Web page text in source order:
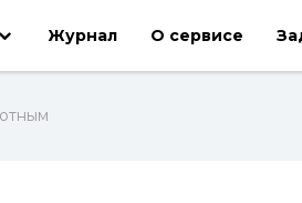
Журнал О сервисе